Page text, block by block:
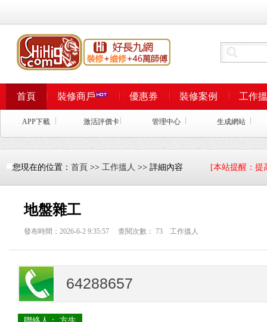
首頁 裝修商戶 優惠券 裝修案例 工作
APP下載 激活評價卡 管理中心 生成網站
您現在的位置： 首頁 >> 工作搵人 >> 詳細內容 [本站提醒：提
地盤雜工
發布時間：2026-6-2 9:35:57 查閱次數： 73 工作搵人
64288657